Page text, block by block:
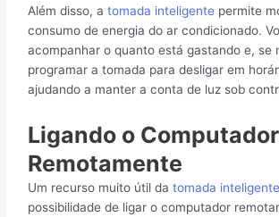
Além disso, atomada inteligente permite
consumo de energia do ar condicionado.
acompanhar o quanto está gastando e, se
programar a tomada para desligar em
ajudando a manter a conta de luz sob
Ligando o Computador
Remotamente
Um recurso muito útil datomada inteligente
possibilidade de ligar o computador